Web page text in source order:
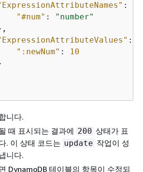
:
"#num" :
"number"
:
":newNum" :
10
니다.
때 표시되는 결과에 200 상태가 표
. 이 상태 코드는 update 작업이 성
니다.
DynamoDB 테이블의 항목이 수정되